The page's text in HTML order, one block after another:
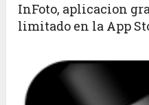
InFoto, aplicacion
limitado en la App